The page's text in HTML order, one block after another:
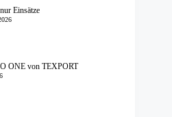
Einsätze
ONE von TEXPORT